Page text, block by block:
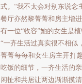
式。“我不太会对别东说念
餐厅亦然黎菁菁和房主增
有一位“收容”她的女生是
“一齐生活过真实很不相似
菁菁每每和女生房主开打
吃饭的细节，一齐生活的
闲扯和共居让两边渐渐摸